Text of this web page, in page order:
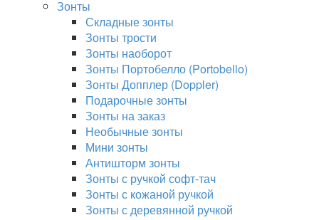
Зонты
Складные зонты
Зонты трости
Зонты наоборот
Зонты Портобелло (Portobello)
Зонты Допплер (Doppler)
Подарочные зонты
Зонты на заказ
Необычные зонты
Мини зонты
Антишторм зонты
Зонты с ручкой софт-тач
Зонты с кожаной ручкой
Зонты с деревянной ручкой